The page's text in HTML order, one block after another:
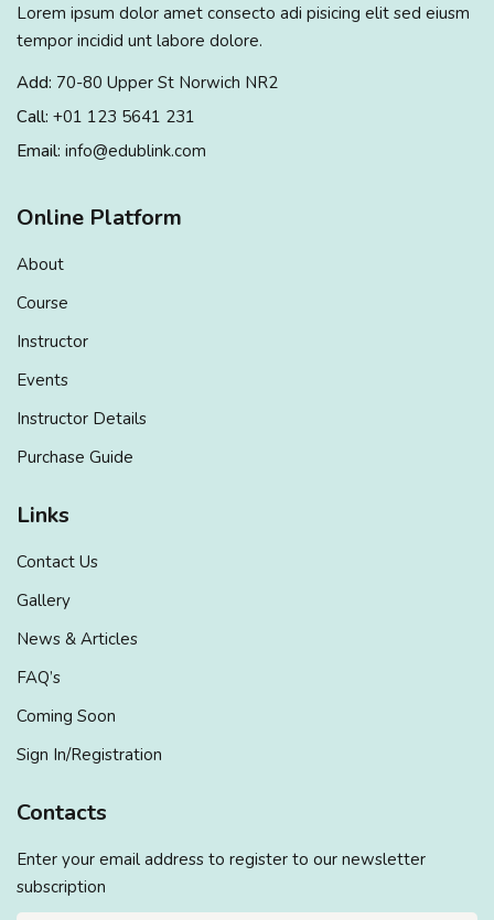
Lorem ipsum dolor amet consecto adi pisicing elit sed eiusm
tempor incidid unt labore dolore.
Add: 70-80 Upper St Norwich NR2
Call: +01 123 5641 231
Email: info@edublink.com
Online Platform
About
Course
Instructor
Events
Instructor Details
Purchase Guide
Links
Contact Us
Gallery
News & Articles
FAQ’s
Coming Soon
Sign In/Registration
Contacts
Enter your email address to register to our newsletter
subscription